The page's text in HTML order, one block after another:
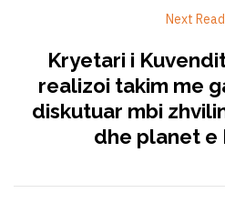
Next
Kryetari i
realizoi takim me
diskutuar mbi
dhe planet e